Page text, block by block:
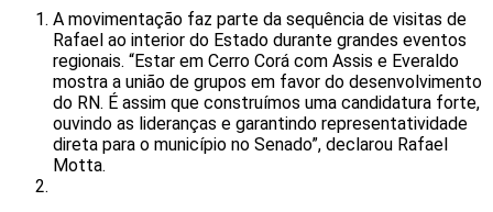
A movimentação faz parte da sequência de visitas de
Rafael ao interior do Estado durante grandes eventos
regionais. “Estar em Cerro Corá com Assis e Everaldo
mostra a união de grupos em favor do desenvolvimento
do RN. É assim que construímos uma candidatura forte,
ouvindo as lideranças e garantindo representatividade
direta para o município no Senado”, declarou Rafael
Motta.